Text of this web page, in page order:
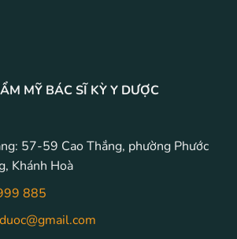
MỸ BÁC SĨ KỲ Y DƯỢC
57-59 Cao Thắng, phường Phước
Khánh Hoà
885